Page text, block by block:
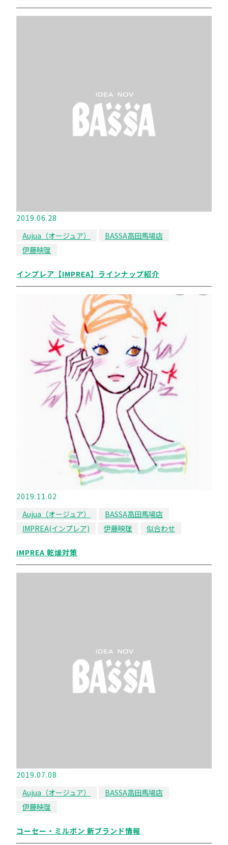
2019.06.28
Aujua（オージュア）
BASSA高田馬場店
伊藤映理
インプレア【IMPREA】ラインナップ紹介
2019.11.02
Aujua（オージュア）
BASSA高田馬場店
IMPREA(インプレア)
伊藤映理 似合わせ
iMPREA 乾燥対策
2019.07.08
Aujua（オージュア）
BASSA高田馬場店
伊藤映理
コーセー・ミルボン 新ブランド情報